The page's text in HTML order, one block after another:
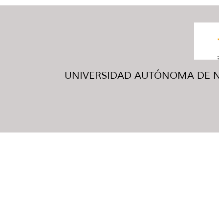
UNIVERSIDAD AUTÓNOMA DE